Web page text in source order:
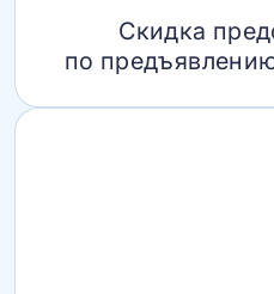
Скидка
по